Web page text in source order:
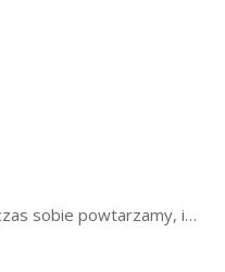
sobie powtarzamy, i…